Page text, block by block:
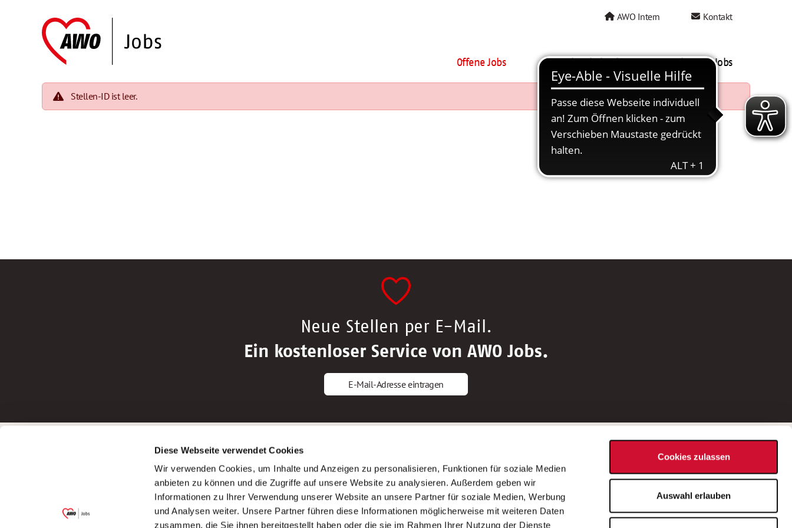
Diese Webseite verwendet Cookies
Wir verwenden Cookies, um Inhalte und Anzeigen zu personalisieren, Funktionen für soziale Medien
anbieten zu können und die Zugriffe auf unsere Website zu analysieren. Außerdem geben wir
Informationen zu Ihrer Verwendung unserer Website an unsere Partner für soziale Medien, Werbung
und Analysen weiter. Unsere Partner führen diese Informationen möglicherweise mit weiteren Daten
zusammen, die Sie ihnen bereitgestellt haben oder die sie im Rahmen Ihrer Nutzung der Dienste
Cookies zulassen
Auswahl erlauben
AWO Intern Kontakt
Offene Jobs AWO als Arbeitgeber Mein AWO Jobs
Stellen-ID ist leer.
Neue Stellen per E-Mail.
Ein kostenloser Service von AWO Jobs.
E-Mail-Adresse eintragen
Garitz Bewirtschaftungsbetriebe GmbH
(Ein Tochterunternehmen des AWO
Bezirksverbandes Unterfranken e.V.)
Bewerbungstipps
Bewerbung als Altenpfleger*in
Bewerbung als Krankenpfleger*in
Bewerbung als Altenpflegehelfer*in
Bewerbung als Erzieher*in
AWO Gliederungen nach Bundesland
Stellenangebote nach Bundesländern
Sitemap
Impressum
Datenschutz
Bei Fragen zu einer Stellenausschreibung
wenden Sie sich bitte an die*den in der
Stellenausschreibung genannte*n